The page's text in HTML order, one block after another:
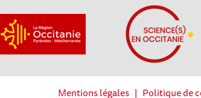
Mentions légales| Politique de